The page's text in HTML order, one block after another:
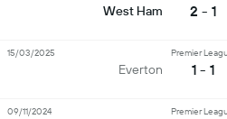
West Ham 2 - 1
Everton
Premier
1 - 1
15/03/2025
Premier
09/11/2024